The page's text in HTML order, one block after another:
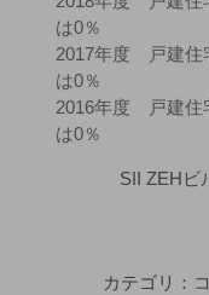
は0％
2017年度 戸建住
は0％
2016年度 戸建住
は0％
SII ZEHビ
カテゴリ：